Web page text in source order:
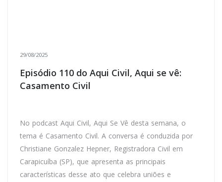
29/08/2025
Episódio 110 do Aqui Civil, Aqui se vê:
Casamento Civil
No podcast Aqui Civil, Aqui Se Vê desta semana, o
tema é Casamento Civil. A conversa é conduzida por
Christiane Gonzalez Hepner, Registradora Civil em
Carapicuíba (SP), que apresenta as principais
características desse ato que celebra uniões e